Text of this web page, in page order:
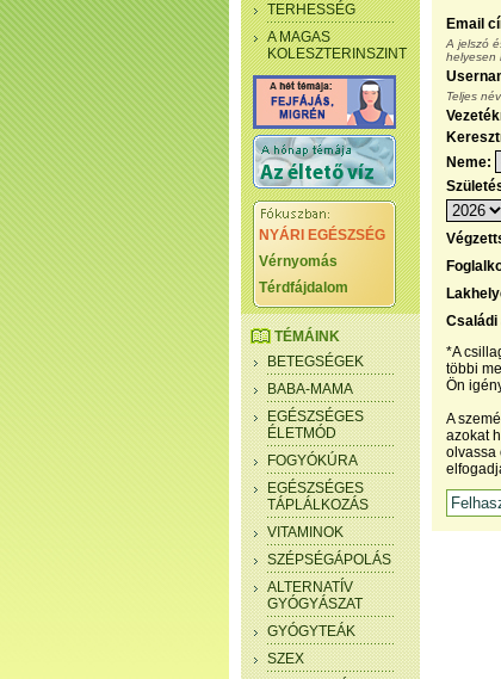
TERHESSÉG
A MAGAS
KOLESZTERINSZINT
NYÁRI EGÉSZSÉG
Vérnyomás
Térdfájdalom
TÉMÁINK
BETEGSÉGEK
BABA-MAMA
EGÉSZSÉGES
ÉLETMÓD
FOGYÓKÚRA
EGÉSZSÉGES
TÁPLÁLKOZÁS
VITAMINOK
SZÉPSÉGÁPOLÁS
ALTERNATÍV
GYÓGYÁSZAT
GYÓGYTEÁK
SZEX
Email
A jelszó
helyesen
Teljes
Neme:
Családi
*A
többi
Ön
A
azokat
olvassa